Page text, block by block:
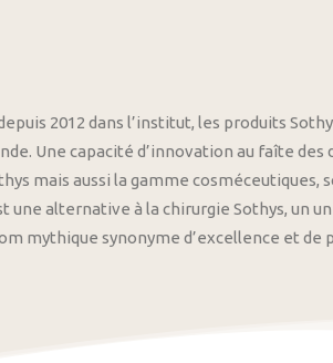
2012 dans l’institut, les produits
Une capacité d’innovation au faîte
mais aussi la gamme
une alternative à la chirurgie Sothys, un
mythique synonyme d’excellence et de